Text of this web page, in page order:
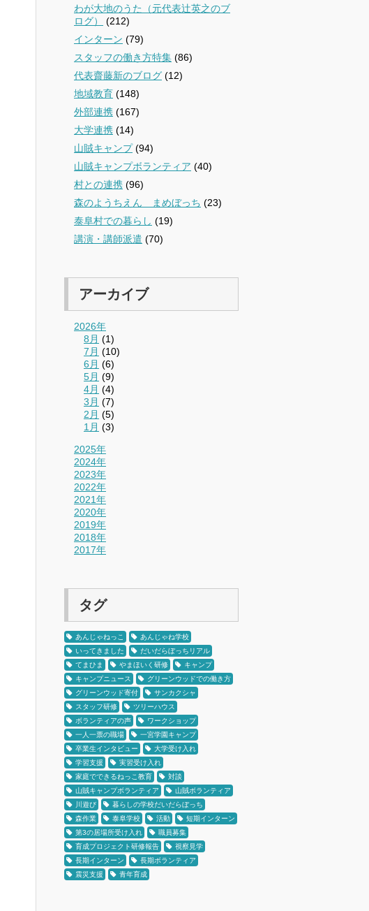
わが大地のうた（元代表辻英之のブ
ログ）
(212)
インターン (79)
スタッフの働き方特集 (86)
代表齋藤新のブログ (12)
地域教育 (148)
外部連携 (167)
大学連携 (14)
山賊キャンプ(94)
山賊キャンプボランティア (40)
村との連携 (96)
森のようちえん まめぼっち (23)
泰阜村での暮らし (19)
講演・講師派遣 (70)
アーカイブ
2026年
8月 (1)
7月 (10)
6月 (6)
5月 (9)
4月 (4)
3月 (7)
2月 (5)
1月 (3)
2025年
2024年
2023年
2022年
2021年
2020年
2019年
2018年
2017年
タグ
あんじゃねっこ
あんじゃね学校
いってきました
だいだらぼっちリアル
てまひま
やまほいく研修
キャンプ
キャンプニュース
グリーンウッドでの働き方
グリーンウッド寄付
サンカクシャ
スタッフ研修
ツリーハウス
ボランティアの声
ワークショップ
一人一票の職場
一宮学園キャンプ
卒業生インタビュー
大学受け入れ
学習支援
実習受け入れ
家庭でできるねっこ教育
対談
山賊キャンプボランティア
山賊ボランティア
川遊び
暮らしの学校だいだらぼっち
森作業
泰阜学校 活動
短期インターン
第3の居場所受け入れ
職員募集
育成プロジェクト研修報告
視察見学
長期インターン
長期ボランティア
震災支援
青年育成